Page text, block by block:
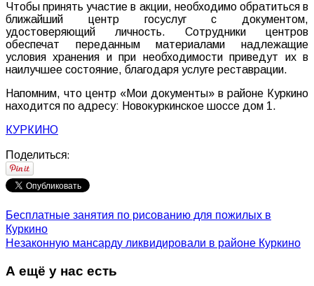
Чтобы принять участие в акции, необходимо обратиться в
ближайший
центр госуслуг с документом,
удостоверяющий
личность. Сотрудники
центров
обеспечат
переданным материалами
надлежащие
условия хранения и при необходимости приведут их в
наилучшее состояние, благодаря услуге реставрации.
Напомним, что центр «Мои документы» в районе Куркино
находится по адресу: Новокуркинское шоссе дом 1.
КУРКИНО
Поделиться:
Бесплатные занятия по рисованию для пожилых в
Куркино
Незаконную мансарду ликвидировали в районе Куркино
А ещё у нас есть